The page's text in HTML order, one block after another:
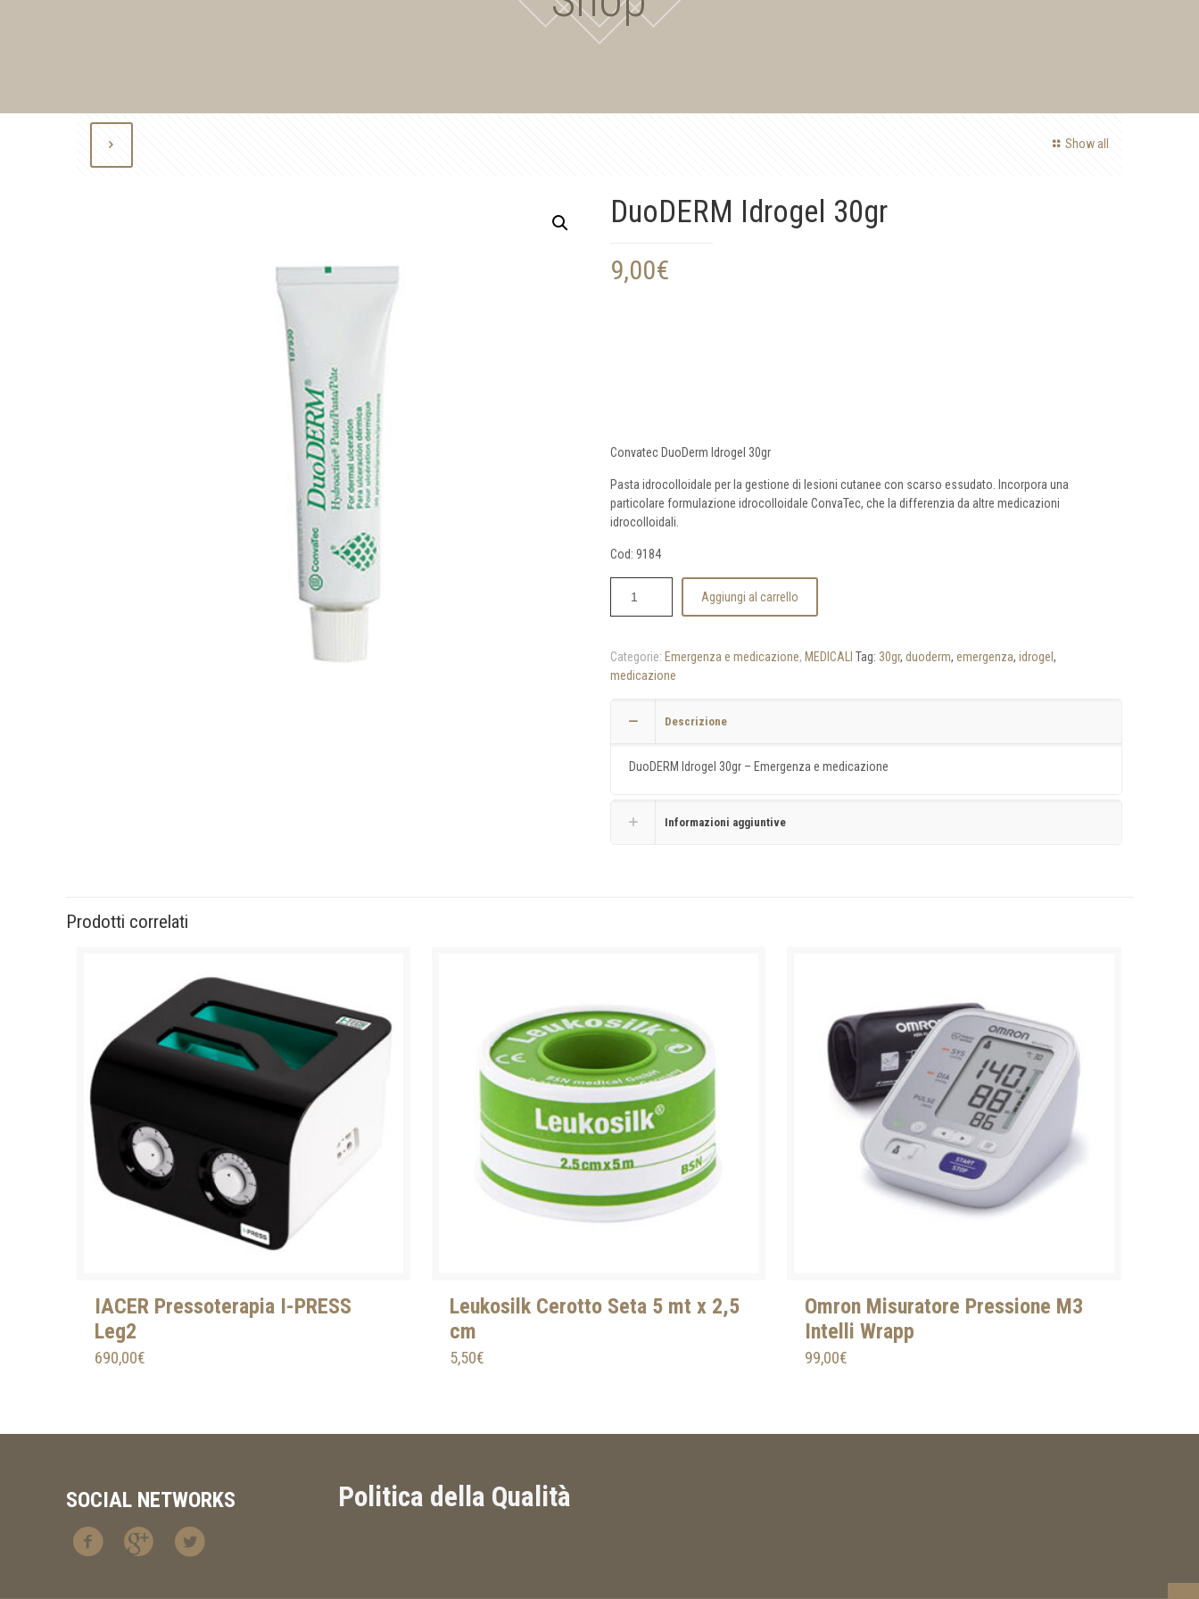
Show all
DuoDERM Idrogel 30gr
9,00€
Convatec DuoDerm Idrogel 30gr
Pasta idrocolloidale per la gestione di lesioni cutanee con scarso essudato. Incorpora una
particolare formulazione idrocolloidale ConvaTec, che la differenzia da altre medicazioni
idrocolloidali.
Cod: 9184
Aggiungi al carrello
Categorie: Emergenza e medicazione, MEDICALI Tag: 30gr, duoderm, emergenza, idrogel ,
medicazione
Descrizione
DuoDERM Idrogel 30gr – Emergenza e medicazione
Informazioni aggiuntive
Prodotti correlati
IACER Pressoterapia I-PRESS
Leg2
690,00€
Leukosilk Cerotto Seta 5 mt x 2,5
cm
5,50€
Omron Misuratore Pressione M3
Intelli Wrapp
99,00€
SOCIAL NETWORKS Politica della Qualità